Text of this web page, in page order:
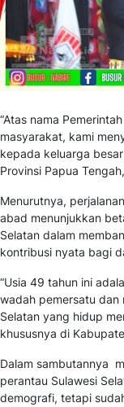
“Atas nama
masyarakat, kami
kepada keluarga
Provinsi Papua
Menurutnya,
abad menunjukkan
Selatan dalam
kontribusi nyata bagi
“Usia 49 tahun ini
wadah pemersatu
Selatan yang hidup
khususnya di
Dalam sambutannya
perantau Sulawesi
demografi, tetapi